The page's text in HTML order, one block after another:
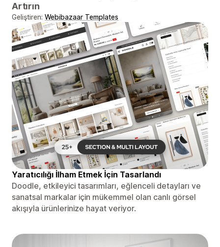
Artırın
Geliştiren: Webibazaar Templates
Yaratıcılığı İlham Etmek İçin Tasarlandı
Doodle, etkileyici tasarımları, eğlenceli detayları ve
sanatsal markalar için mükemmel olan canlı görsel
akışıyla ürünlerinize hayat veriyor.